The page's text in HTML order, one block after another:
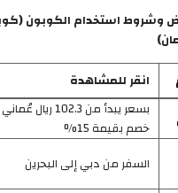
وشروط استخدام الكوبون
انقر للمشاهدة
بسعر يبدأ من 102.3
خصم بقيمة 15%
السفر من دبي إلى البحرين